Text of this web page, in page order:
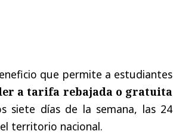
que permite a estudiantes
a tarifa rebajada o gratuita
siete días de la semana, las 24
territorio nacional.